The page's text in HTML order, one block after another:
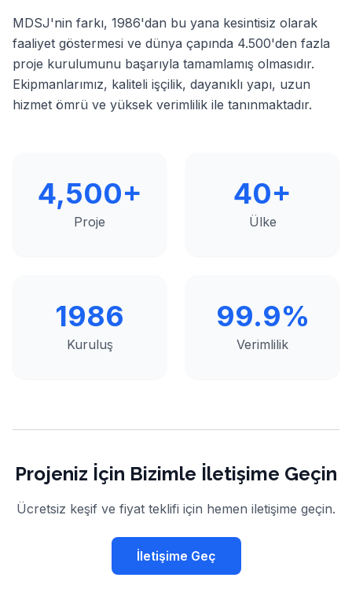
MDSJ'nin farkı, 1986'dan bu yana kesintisiz olarak
faaliyet göstermesi ve dünya çapında 4.500'den fazla
proje kurulumunu başarıyla tamamlamış olmasıdır.
Ekipmanlarımız, kaliteli işçilik, dayanıklı yapı, uzun
hizmet ömrü ve yüksek verimlilik ile tanınmaktadır.
4,500+
Proje
40+
Ülke
1986
Kuruluş
99.9%
Verimlilik
Projeniz İçin Bizimle İletişime Geçin
Ücretsiz keşif ve fiyat teklifi için hemen iletişime geçin.
İletişime Geç